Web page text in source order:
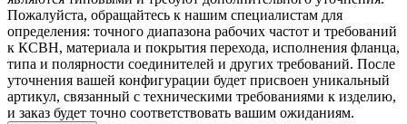
Пожалуйста, обращайтесь к нашим специалистам для
определения: точного диапазона рабочих частот и требований
к КСВН, материала и покрытия перехода, исполнения фланца,
типа и полярности соединителей и других требований. После
уточнения вашей конфигурации будет присвоен уникальный
артикул, связанный с техническими требованиями к изделию,
и заказ будет точно соответствовать вашим ожиданиям.